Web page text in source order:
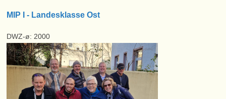
MIP I - Landesklasse Ost
DWZ-ø: 2000